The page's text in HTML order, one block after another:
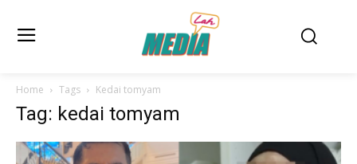
Home Tags Kedai tomyam
Tag: kedai tomyam